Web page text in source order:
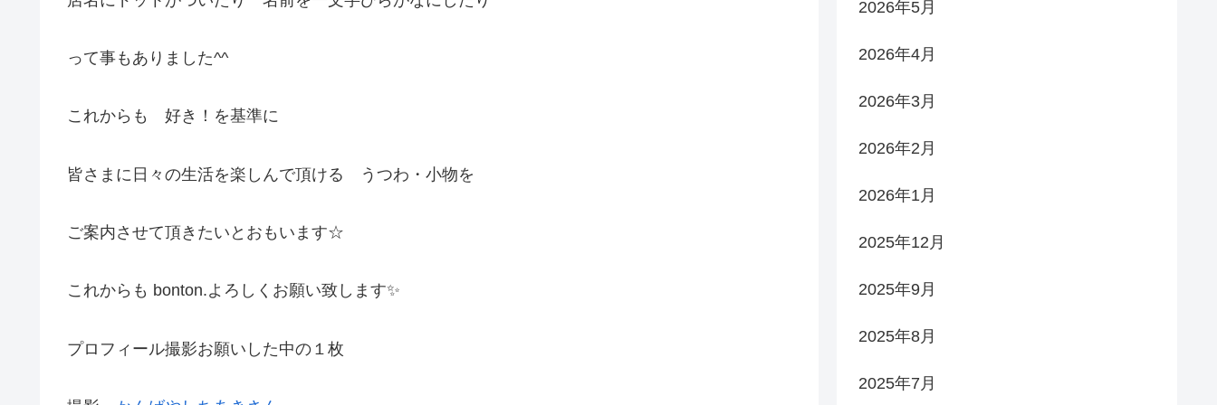
って事もありました^^
これからも 好き！を基準に
皆さまに日々の生活を楽しんで頂ける うつわ・小物を
ご案内させて頂きたいとおもいます☆
これからも bonton.よろしくお願い致します✨
プロフィール撮影お願いした中の１枚
2026年5月
2026年4月
2026年3月
2026年2月
2026年1月
2025年12月
2025年9月
2025年8月
2025年7月